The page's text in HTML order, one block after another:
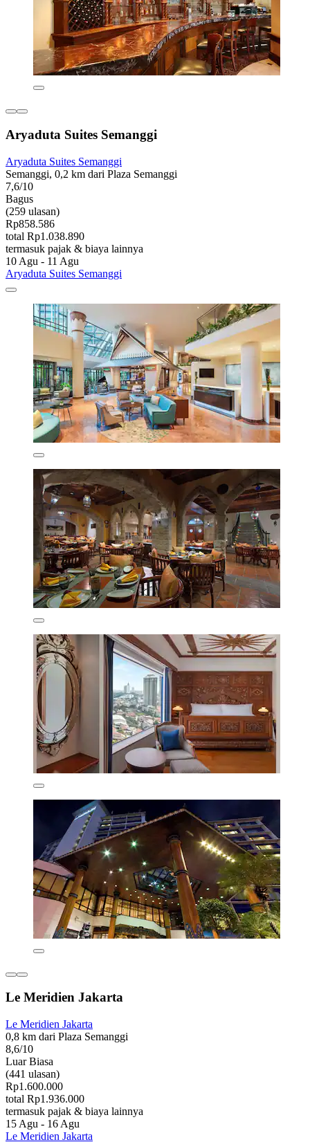
Aryaduta Suites Semanggi
Aryaduta Suites Semanggi
Semanggi, 0,2 km dari Plaza Semanggi
7,6/10
Bagus
(259 ulasan)
Rp858.586
total Rp1.038.890
termasuk pajak & biaya lainnya
10 Agu - 11 Agu
Aryaduta Suites Semanggi
Le Meridien Jakarta
Le Meridien Jakarta
0,8 km dari Plaza Semanggi
8,6/10
Luar Biasa
(441 ulasan)
Rp1.600.000
total Rp1.936.000
termasuk pajak & biaya lainnya
15 Agu - 16 Agu
Le Meridien Jakarta